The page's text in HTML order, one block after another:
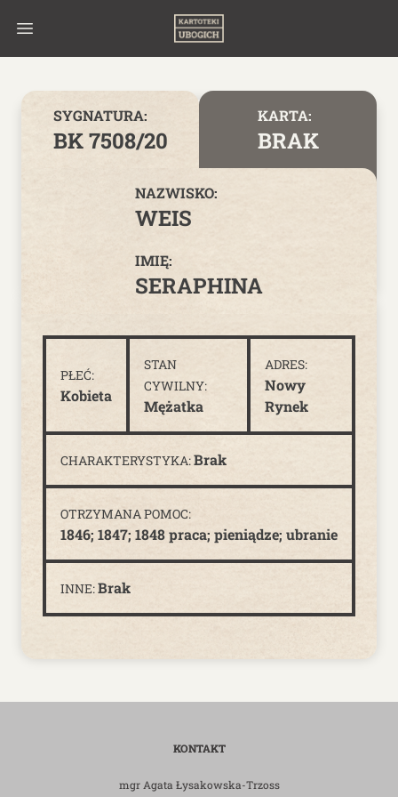
SYGNATURA:
BK 7508/20
KARTA:
BRAK
NAZWISKO:
WEIS
IMIĘ:
SERAPHINA
PŁEĆ:
Kobieta
STAN
CYWILNY:
Mężatka
ADRES:
Nowy
Rynek
CHARAKTERYSTYKA:Brak
OTRZYMANA POMOC:
1846; 1847; 1848 praca; pieniądze; ubranie
INNE:Brak
KONTAKT
mgr Agata Łysakowska-Trzoss